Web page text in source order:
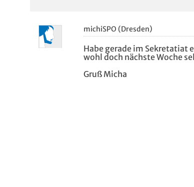
michiSPO (Dresden)
Habe gerade im Sekretatiat
wohl doch nächste Woche
Gruß Micha